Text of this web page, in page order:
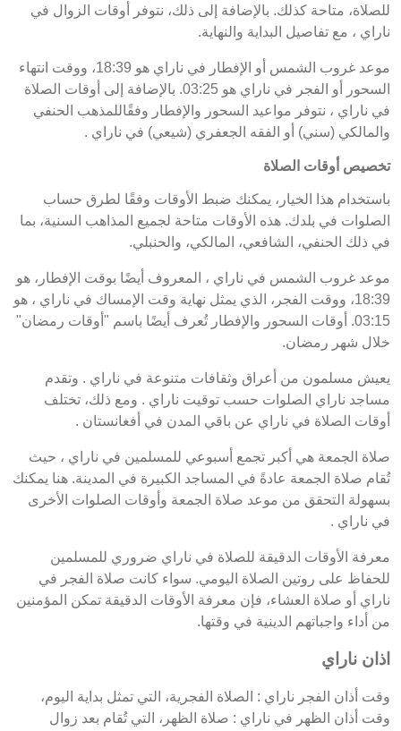
للصلاة، متاحة كذلك. بالإضافة إلى ذلك، نتوفر أوقات الزوال في
ناراي ، مع تفاصيل البداية والنهاية.
موعد غروب الشمس أو الإفطار في ناراي هو 18:39، ووقت انتهاء
السحور أو الفجر في ناراي هو 03:25. بالإضافة إلى أوقات الصلاة
في ناراي ، نتوفر مواعيد السحور والإفطار وفقًاللمذهب الحنفي
والمالكي (سني) أو الفقه الجعفري (شيعي) في ناراي .
تخصيص أوقات الصلاة
باستخدام هذا الخيار، يمكنك ضبط الأوقات وفقًا لطرق حساب
الصلوات في بلدك. هذه الأوقات متاحة لجميع المذاهب السنية، بما
في ذلك الحنفي، الشافعي، المالكي، والحنبلي.
موعد غروب الشمس في ناراي ، المعروف أيضًا بوقت الإفطار، هو
18:39، ووقت الفجر، الذي يمثل نهاية وقت الإمساك في ناراي ، هو
03:15. أوقات السحور والإفطار تُعرف أيضًا باسم "أوقات رمضان"
خلال شهر رمضان.
يعيش مسلمون من أعراق وثقافات متنوعة في ناراي . وتقدم
مساجد ناراي الصلوات حسب توقيت ناراي . ومع ذلك، تختلف
أوقات الصلاة في ناراي عن باقي المدن في أفغانستان .
صلاة الجمعة هي أكبر تجمع أسبوعي للمسلمين في ناراي ، حيث
تُقام صلاة الجمعة عادةً في المساجد الكبيرة في المدينة. هنا يمكنك
بسهولة التحقق من موعد صلاة الجمعة وأوقات الصلوات الأخرى
في ناراي .
معرفة الأوقات الدقيقة للصلاة في ناراي ضروري للمسلمين
للحفاظ على روتين الصلاة اليومي. سواء كانت صلاة الفجر في
ناراي أو صلاة العشاء، فإن معرفة الأوقات الدقيقة تمكن المؤمنين
من أداء واجباتهم الدينية في وقتها.
اذان ناراي
وقت أذان الفجر ناراي : الصلاة الفجرية، التي تمثل بداية اليوم،
وقت أذان الظهر في ناراي : صلاة الظهر، التي تُقام بعد زوال